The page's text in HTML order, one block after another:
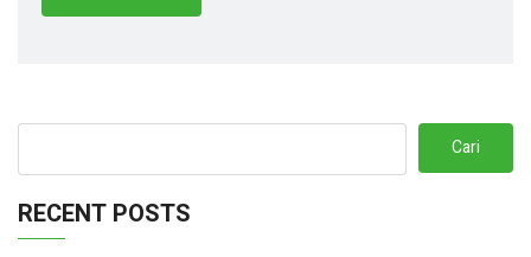
Cari
RECENT POSTS